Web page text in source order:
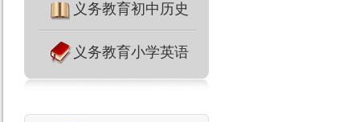
义务教育初中历史
义务教育小学英语